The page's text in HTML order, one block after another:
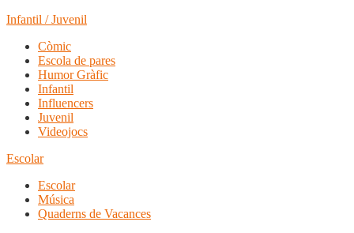
Infantil / Juvenil
Còmic
Escola de pares
Humor Gràfic
Infantil
Influencers
Juvenil
Videojocs
Escolar
Escolar
Música
Quaderns de Vacances